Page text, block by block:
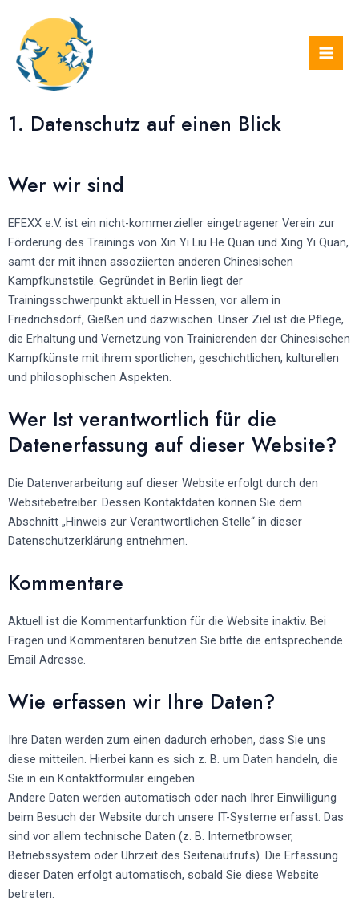
content
1. Datenschutz auf einen Blick
Wer wir sind
EFEXX e.V. ist ein nicht-kommerzieller eingetragener Verein zur
Förderung des Trainings von Xin Yi Liu He Quan und Xing Yi Quan,
samt der mit ihnen assoziierten anderen Chinesischen
Kampfkunststile. Gegründet in Berlin liegt der
Trainingsschwerpunkt aktuell in Hessen, vor allem in
Friedrichsdorf, Gießen und dazwischen. Unser Ziel ist die Pflege,
die Erhaltung und Vernetzung von Trainierenden der Chinesischen
Kampfkünste mit ihrem sportlichen, geschichtlichen, kulturellen
und philosophischen Aspekten.
Wer Ist verantwortlich für die
Datenerfassung auf dieser Website?
Die Datenverarbeitung auf dieser Website erfolgt durch den
Websitebetreiber. Dessen Kontaktdaten können Sie dem
Abschnitt „Hinweis zur Verantwortlichen Stelle“ in dieser
Datenschutzerklärung entnehmen.
Kommentare
Aktuell ist die Kommentarfunktion für die Website inaktiv. Bei
Fragen und Kommentaren benutzen Sie bitte die entsprechende
Email Adresse.
Wie erfassen wir Ihre Daten?
Ihre Daten werden zum einen dadurch erhoben, dass Sie uns
diese mitteilen. Hierbei kann es sich z. B. um Daten handeln, die
Sie in ein Kontaktformular eingeben.
Andere Daten werden automatisch oder nach Ihrer Einwilligung
beim Besuch der Website durch unsere IT-Systeme erfasst. Das
sind vor allem technische Daten (z. B. Internetbrowser,
Betriebssystem oder Uhrzeit des Seitenaufrufs). Die Erfassung
dieser Daten erfolgt automatisch, sobald Sie diese Website
betreten.